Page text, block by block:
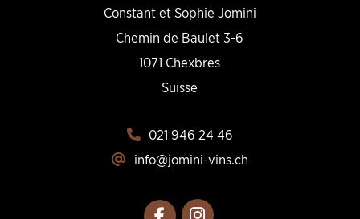
Constant et Sophie Jomini
Chemin de Baulet 3-6
1071 Chexbres
Suisse
021 946 24 46
info@jomini-vins.ch